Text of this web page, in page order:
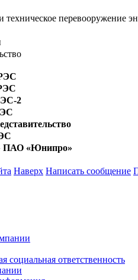
техническое перевооружение
2
ПАО «Юнипро»
Наверх Написать сообщение
социальная ответственность